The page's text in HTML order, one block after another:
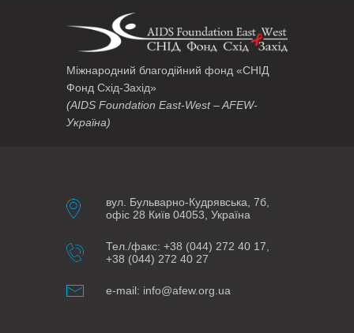
Міжнародний благодійний фонд «СНІД
Фонд Схід-Захід»
(AIDS Foundation East-West – AFEW-
Україна)
вул. Бульварно-Кудрявська, 7б,
офіс 28 Київ 04053, Україна
Тел./факс: +38 (044) 272 40 17,
+38 (044) 272 40 27
e-mail: info@afew.org.ua